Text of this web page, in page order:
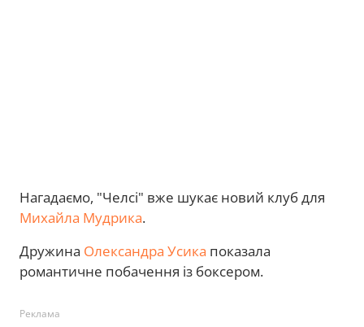
Нагадаємо, "Челсі" вже шукає новий клуб для
Михайла Мудрика.
Дружина Олександра Усика показала
романтичне побачення із боксером.
Реклама